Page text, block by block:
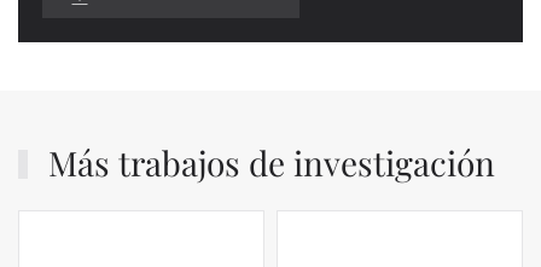
Más trabajos de investigación